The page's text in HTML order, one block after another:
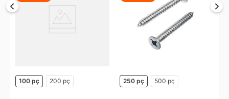
100 pç 200 pç 250 pç 500 pç